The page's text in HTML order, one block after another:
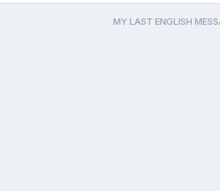
MY LAST ENGLISH